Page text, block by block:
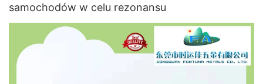
samochodów w celu rezonansu